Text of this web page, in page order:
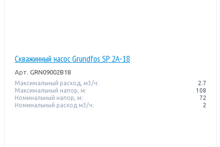
Скважинный насос Grundfos SP 2A-18
Арт. GRN09002B18
Максимальный расход, м3/ч:
2.7
Максимальный напор, м:
108
Номинальный напор, м:
72
Номинальный расход м3/ч:
2